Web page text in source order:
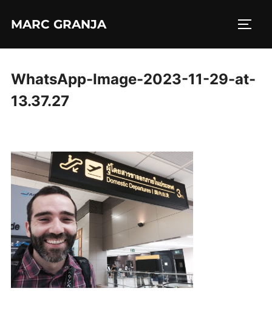
MARC GRANJA
WhatsApp-Image-2023-11-29-at-
13.37.27